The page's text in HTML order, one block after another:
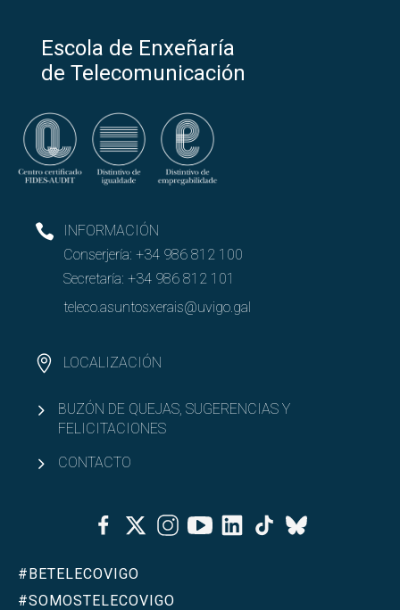
Escola de Enxeñaría
de Telecomunicación
INFORMACIÓN
Conserjería: +34 986 812 100
Secretaría: +34 986 812 101
teleco.asuntosxerais@uvigo.gal
LOCALIZACIÓN
BUZÓN DE QUEJAS, SUGERENCIAS Y
FELICITACIONES
CONTACTO
FacebookTwitterInstagramYoutubeLinkedinTiktok
Bluesky
#BETELECOVIGO
#SOMOSTELECOVIGO